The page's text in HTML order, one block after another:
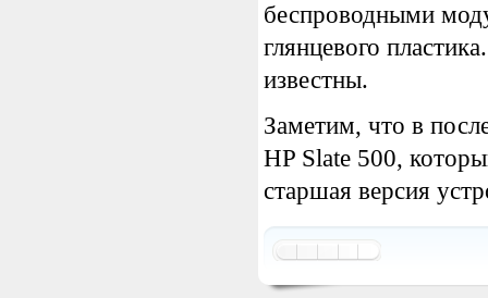
беспроводными
глянцевого
известны.
Заметим, что в
HP Slate 500,
старшая версия